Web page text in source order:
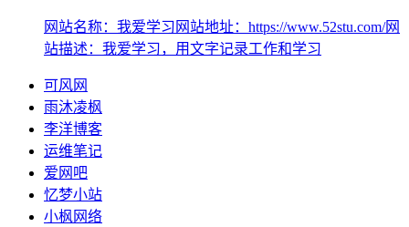
网站名称：我爱学习网站地址：https://www.52stu.com/网
站描述：我爱学习，用文字记录工作和学习
可风网
雨沐凌枫
李洋博客
运维笔记
爱网吧
忆梦小站
小枫网络